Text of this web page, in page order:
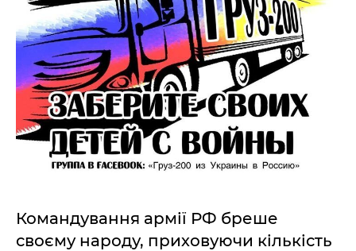
Командування армії РФ бреше
своєму народу, приховуючи кількість